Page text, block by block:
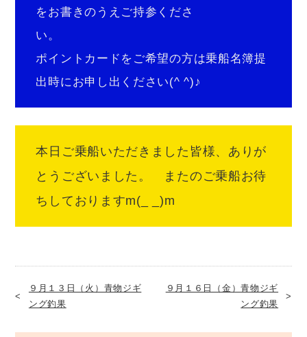
をお書きのうえご持参くださ
い。
ポイントカードをご希望の方は乗船名簿提
出時にお申し出ください(^ ^)♪
本日ご乗船いただきました皆様、ありが
とうございました。 またのご乗船お待
ちしておりますm(_ _)m
９月１３日（火）青物ジギ
ング釣果
９月１６日（金）青物ジギ
ング釣果